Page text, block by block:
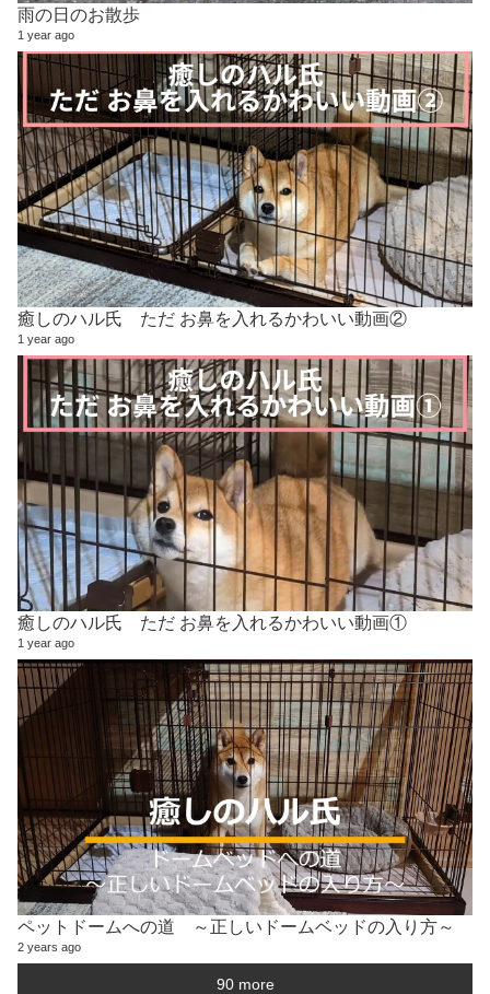
雨の日のお散歩
1 year ago
癒しのハル氏 ただ お鼻を入れるかわいい動画②
1 year ago
癒しのハル氏 ただ お鼻を入れるかわいい動画①
1 year ago
ペットドームへの道 ～正しいドームベッドの入り方～
2 years ago
90 more